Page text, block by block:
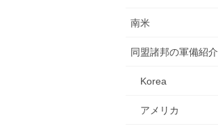
南米
同盟諸邦の軍備紹介
Korea
アメリカ